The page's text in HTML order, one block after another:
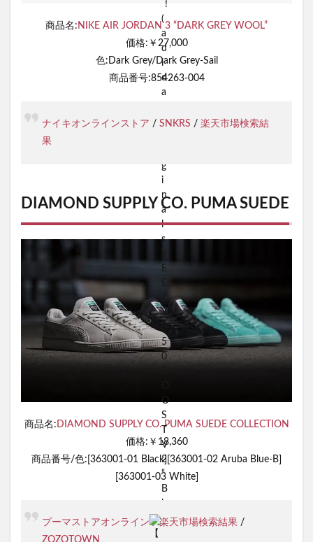
商品名: NIKE AIR JORDAN 3 “DARK GREY WOOL”
価格:￥27,000
色:Dark Grey/Dark Grey-Sail
商品番号:854263-004
ナイキオンラインストア / SNKRS / 楽天市場検索結
果
DIAMOND SUPPLY CO. PUMA SUEDE
商品名: DIAMOND SUPPLY CO. PUMA SUEDE COLLECTION
価格:￥18,360
商品番号/色:[363001-01 Black][363001-02 Aruba Blue-B]
[363001-03 White]
プーマストアオンライン/楽天市場検索結果 /
ZOZOTOWN